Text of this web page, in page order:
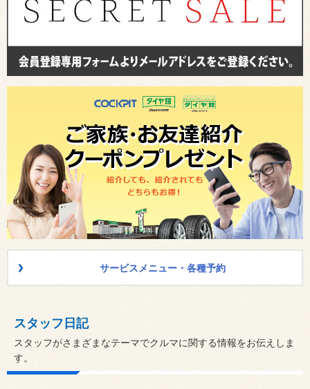
サービスメニュー・各種予約
スタッフ日記
スタッフがさまざまなテーマでクルマに関する情報をお伝えしま
す。